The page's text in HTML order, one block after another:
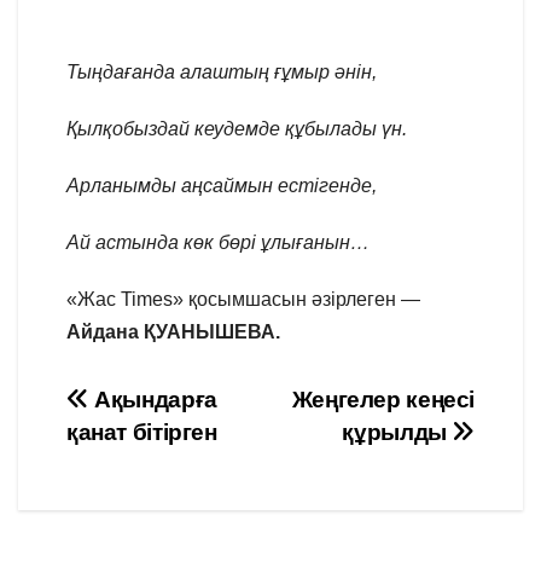
Тыңдағанда алаштың ғұмыр әнін,
Қылқобыздай кеудемде құбылады үн.
Арланымды аңсаймын естігенде,
Ай астында көк бөрі ұлығанын…
«Жас Times» қосымшасын әзірлеген —
Айдана ҚУАНЫШЕВА.
Навигация
по
Жеңгелер кеңесі
құрылды
Ақындарға
қанат бітірген